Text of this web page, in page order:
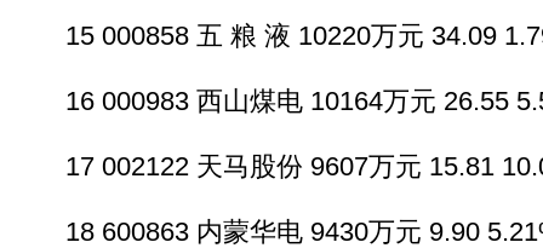
15 000858 五 粮 液 10220万元 34.09
16 000983 西山煤电 10164万元 26.55
17 002122 天马股份 9607万元 15.81
18 600863 内蒙华电 9430万元 9.90